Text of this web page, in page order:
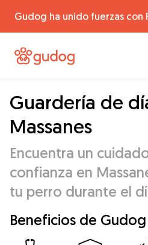
Gudog ha unido fuerzas con
Guardería de
Massanes
Encuentra un
confianza en
tu perro durante el
Beneficios de Gudog